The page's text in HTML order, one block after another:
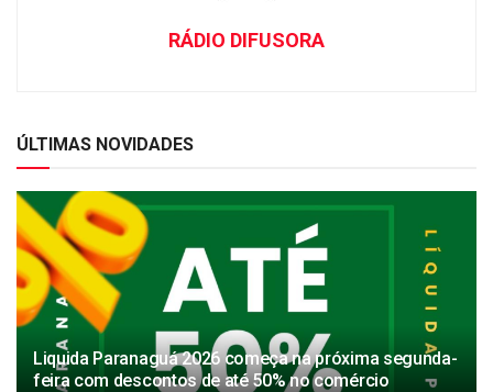
RÁDIO DIFUSORA
ÚLTIMAS NOVIDADES
Liquida Paranaguá 2026 começa na próxima segunda-
feira com descontos de até 50% no comércio